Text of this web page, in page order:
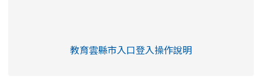
link to https://eliteracy.edu.tw/Shorts/
教育雲縣市入口登入操作說明